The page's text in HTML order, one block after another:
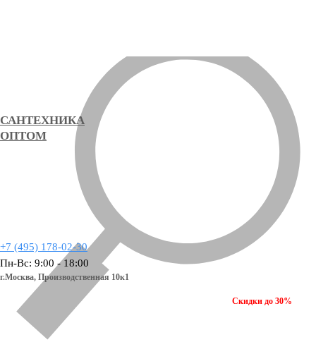
САНТЕХНИКА
ОПТОМ
+7 (495) 178-02-30
Пн-Вс: 9:00 - 18:00
г.Москва, Производственная 10к1
Скидки до 30%